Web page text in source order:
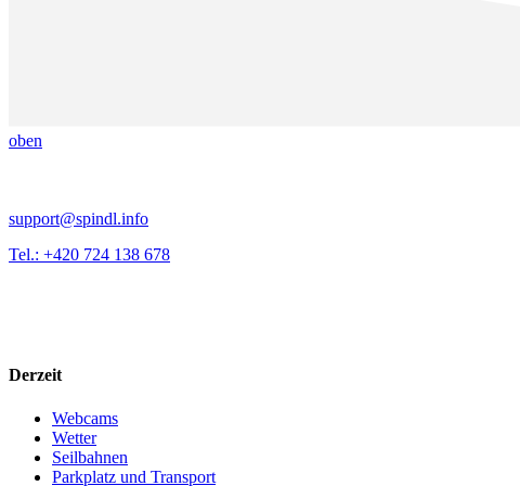
oben
support@spindl.info
Tel.: +420 724 138 678
Derzeit
Webcams
Wetter
Seilbahnen
Parkplatz und Transport